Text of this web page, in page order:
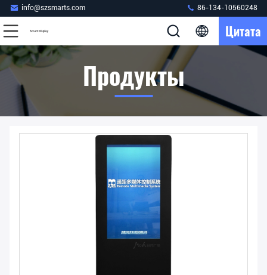
info@szsmarts.com 86-134-10560248
Цитата
Продукты